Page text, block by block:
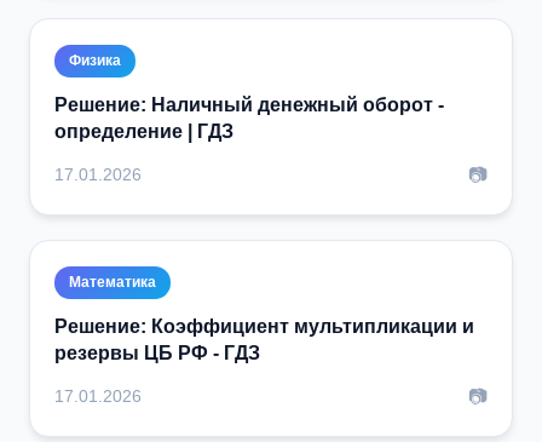
Физика
Решение: Наличный денежный оборот -
определение | ГДЗ
17.01.2026 📷
Математика
Решение: Коэффициент мультипликации и
резервы ЦБ РФ - ГДЗ
17.01.2026 📷